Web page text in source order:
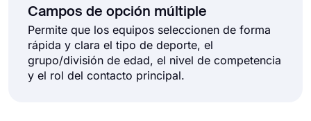
Campos de opción múltiple
Permite que los equipos seleccionen de forma
rápida y clara el tipo de deporte, el
grupo/división de edad, el nivel de competencia
y el rol del contacto principal.